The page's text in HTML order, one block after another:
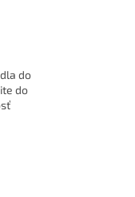
do
do